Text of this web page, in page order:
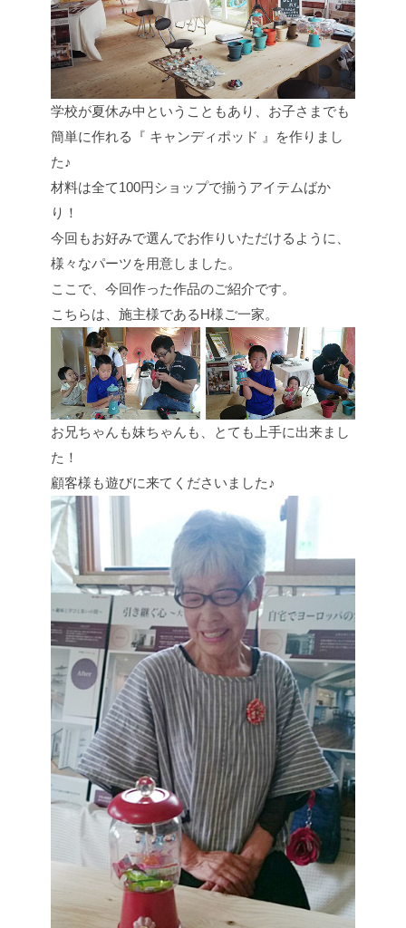
学校が夏休み中ということもあり、お子さまでも
簡単に作れる『 キャンディポッド 』を作りまし
た♪
材料は全て100円ショップで揃うアイテムばか
り！
今回もお好みで選んでお作りいただけるように、
様々なパーツを用意しました。
ここで、今回作った作品のご紹介です。
こちらは、施主様であるH様ご一家。
お兄ちゃんも妹ちゃんも、とても上手に出来まし
た！
顧客様も遊びに来てくださいました♪